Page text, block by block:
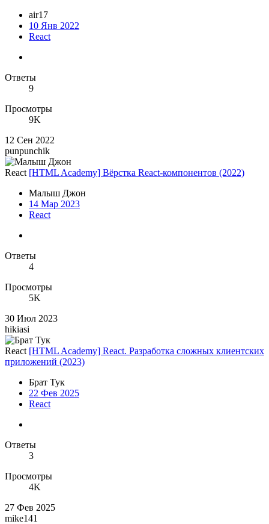
air17
10 Янв 2022
React
Ответы
9
Просмотры
9K
12 Сен 2022
punpunchik
React [HTML Academy] Вёрстка React-компонентов (2022)
Малыш Джон
14 Мар 2023
React
Ответы
4
Просмотры
5K
30 Июл 2023
hikiasi
React [HTML Academy] React. Разработка сложных клиентских
приложений (2023)
Брат Тук
22 Фев 2025
React
Ответы
3
Просмотры
4K
27 Фев 2025
mike141